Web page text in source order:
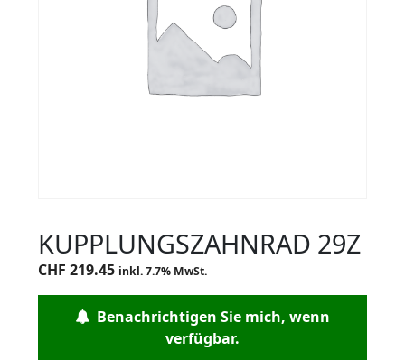
KUPPLUNGSZAHNRAD 29Z
CHF 219.45 inkl. 7.7% MwSt.
Benachrichtigen Sie mich, wenn
verfügbar.